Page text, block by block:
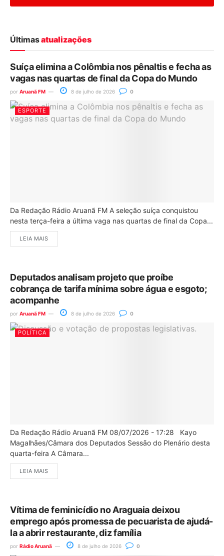
Últimasatualizações
Suíça elimina a Colômbia nos pênaltis e fecha as
vagas nas quartas de final da Copa do Mundo
por Aruanã FM 8 de julho de 2026 0
ESPORTE
Da Redação Rádio Aruanã FM A seleção suíça conquistou
nesta terça-feira a última vaga nas quartas de final da Copa...
LEIA MAIS
Deputados analisam projeto que proíbe
cobrança de tarifa mínima sobre água e esgoto;
acompanhe
por Aruanã FM 8 de julho de 2026 0
POLÍTICA
Da Redação Rádio Aruanã FM 08/07/2026 - 17:28 Kayo
Magalhães/Câmara dos Deputados Sessão do Plenário desta
quarta-feira A Câmara...
LEIA MAIS
Vítima de feminicídio no Araguaia deixou
emprego após promessa de pecuarista de ajudá-
la a abrir restaurante, diz família
por Rádio Aruanã 8 de julho de 2026 0